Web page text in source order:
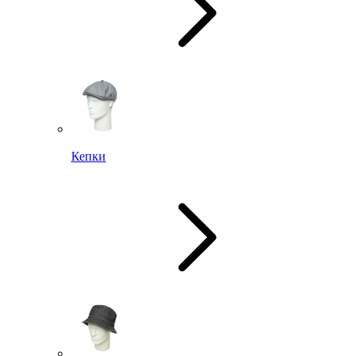
Кепки